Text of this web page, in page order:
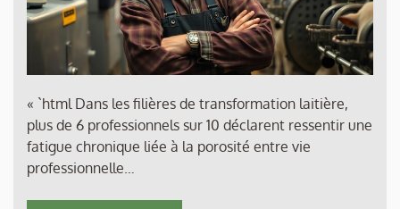
« `html Dans les filières de transformation laitière,
plus de 6 professionnels sur 10 déclarent ressentir une
fatigue chronique liée à la porosité entre vie
professionnelle…